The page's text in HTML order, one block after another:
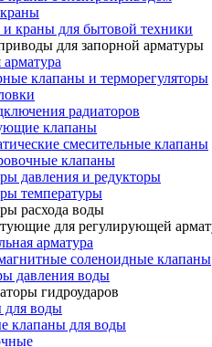
краны для бытовой техники
для запорной арматуры
клапаны и терморегуляторы
радиаторов
клапаны
смесительные клапаны
клапаны
давления и редукторы
температуры
расхода воды
для регулирующей
арматура
соленоидные клапаны
давления воды
гидроударов
для воды
клапаны для воды